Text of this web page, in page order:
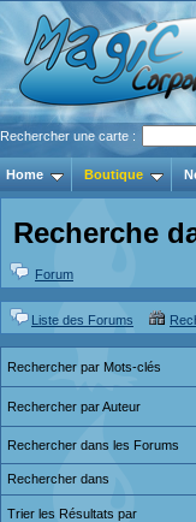
Rechercher une carte :
Home Boutique
Recherche
Forum
Liste des Forums
Rechercher par Mots-clés
Rechercher par Auteur
Rechercher dans les Forums
Rechercher dans
Trier les Résultats par